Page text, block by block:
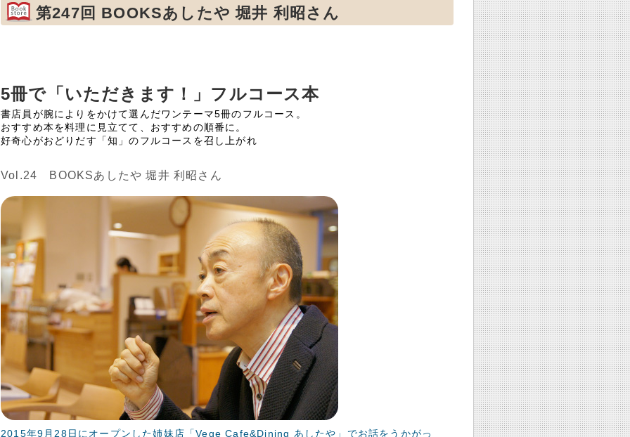
第247回 BOOKSあしたや 堀井 利昭さん
5冊で「いただきます！」フルコース本
書店員が腕によりをかけて選んだワンテーマ5冊のフルコース。
おすすめ本を料理に見立てて、おすすめの順番に。
好奇心がおどりだす「知」のフルコースを召し上がれ
Vol.24 BOOKSあしたや 堀井 利昭さん
2015年9月28日にオープンした姉妹店「Vege Cafe&Dining あしたや」でお話をうかがっ